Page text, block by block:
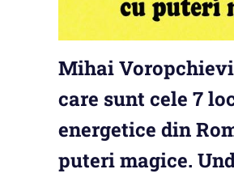
Mihai
care sunt cele 7
energetice din
puteri magice.